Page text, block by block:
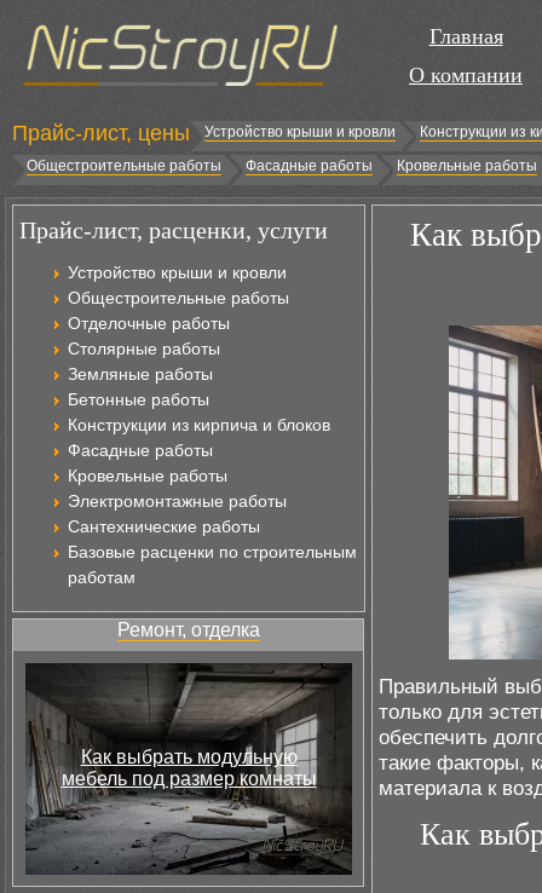
Главная
О компании
Прайс-лист, цены Устройство крыши и кровли
Конструкции из
Общестроительные работы
Фасадные работы Кровельные работы
Прайс-лист, расценки, услуги
Устройство крыши и кровли
Общестроительные работы
Отделочные работы
Столярные работы
Земляные работы
Бетонные работы
Конструкции из кирпича и блоков
Фасадные работы
Кровельные работы
Электромонтажные работы
Сантехнические работы
Базовые расценки по строительным
работам
Ремонт, отделка
Как выбрать модульную
мебель под размер комнаты
Как
Правильный
только для
обеспечить
такие факторы,
материала к
Как